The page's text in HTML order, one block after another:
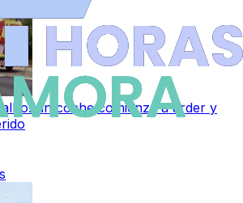
un coche comienza a arder y